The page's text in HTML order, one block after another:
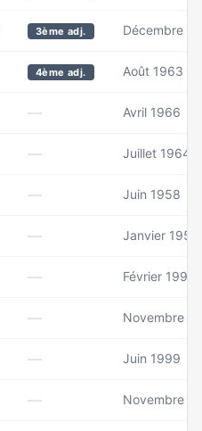
3ème adj. Décembre
4ème adj. Août 1963
— Avril 1966
— Juillet 1964
— Juin 1958
— Janvier 1952
— Février 1992
— Novembre
— Juin 1999
— Novembre